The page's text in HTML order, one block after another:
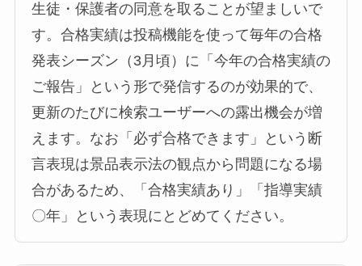
生徒・保護者の同意を取ることが望ましいで
す。合格実績は投稿機能を使って毎年の合格
発表シーズン（3月頃）に「今年の合格実績の
ご報告」という形で発信するのが効果的で、
更新のたびに検索ユーザーへの露出機会が増
えます。なお「必ず合格できます」という断
言表現は景品表示法の観点から問題になる場
合があるため、「合格実績あり」「指導実績
〇年」という表現にとどめてください。